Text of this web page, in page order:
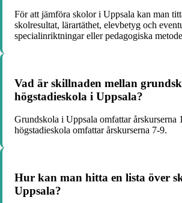
För att jämföra skolor i Uppsala kan man
skolresultat, lärartäthet, elevbetyg och
specialinriktningar eller pedagogiska
Vad är skillnaden mellan
högstadieskola i Uppsala?
Grundskola i Uppsala omfattar årskurserna
högstadieskola omfattar årskurserna 7-9.
Hur kan man hitta en lista över
Uppsala?